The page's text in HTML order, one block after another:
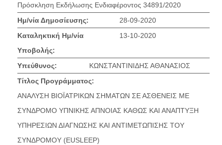
Πρόσκληση Εκδήλωσης Ενδιαφέροντος 34891/2020
Ημ/νία Δημοσίευσης:
28-09-2020
Καταληκτική Ημ/νία
Υποβολής:
13-10-2020
Υπεύθυνος:
ΚΩΝΣΤΑΝΤΙΝΙΔΗΣ ΑΘΑΝΑΣΙΟΣ
Τίτλος Προγράμματος:
ΑΝΑΛΥΣΗ ΒΙΟΪΑΤΡΙΚΩΝ ΣΗΜΑΤΩΝ ΣΕ ΑΣΘΕΝΕΙΣ ΜΕ
ΣΥΝΔΡΟΜΟ ΥΠΝΙΚΗΣ ΑΠΝΟΙΑΣ ΚΑΘΩΣ ΚΑΙ ΑΝΑΠΤΥΞΗ
ΥΠΗΡΕΣΙΩΝ ΔΙΑΓΝΩΣΗΣ ΚΑΙ ΑΝΤΙΜΕΤΩΠΙΣΗΣ ΤΟΥ
ΣΥΝΔΡΟΜΟΥ (EUSLEEP)